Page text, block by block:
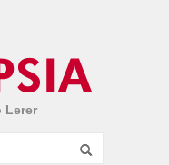
Lerer